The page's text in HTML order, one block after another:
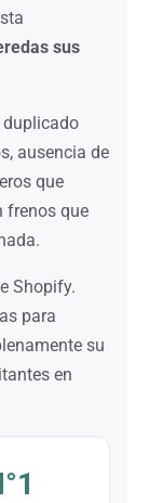
sus
duplicado
ausencia de
que
frenos que
Shopify.
para
su
en